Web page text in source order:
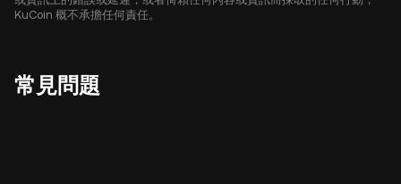
KuCoin 概不承擔任何責任。
常見問題